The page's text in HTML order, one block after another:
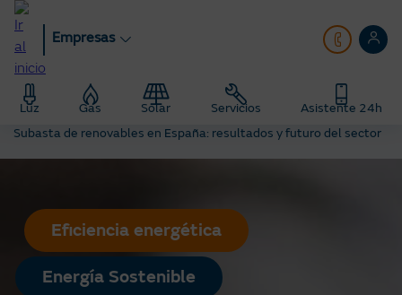
Pasar
contenido
principal
Empresas
Luz Gas Solar Servicios Asistente 24h
Empresas
blog
Actualidad: Noticias del mundo de la energía
Subasta de renovables en España: resultados y futuro del sector
Eficiencia energética
Energía Sostenible